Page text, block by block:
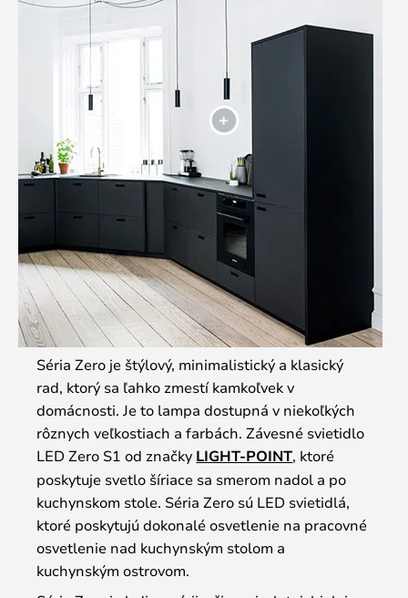
Séria Zero je štýlový, minimalistický a klasický
rad, ktorý sa ľahko zmestí kamkoľvek v
domácnosti. Je to lampa dostupná v niekoľkých
rôznych veľkostiach a farbách. Závesné svietidlo
LED Zero S1 od značky LIGHT-POINT, ktoré
poskytuje svetlo šíriace sa smerom nadol a po
kuchynskom stole. Séria Zero sú LED svietidlá,
ktoré poskytujú dokonalé osvetlenie na pracovné
osvetlenie nad kuchynským stolom a
kuchynským ostrovom.